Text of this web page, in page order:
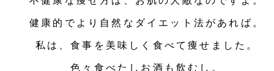
健康的でより自然なダイエット法があれば。
私は、食事を美味しく食べて痩せました。
色々食べたしお酒も飲むし。